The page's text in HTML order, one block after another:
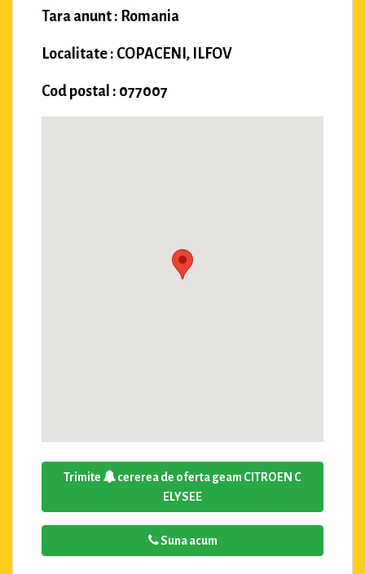
Tara anunt : Romania
Localitate : COPACENI, ILFOV
Cod postal : 077007
Trimite
cererea de oferta geam CITROEN C
ELYSEE
Suna acum